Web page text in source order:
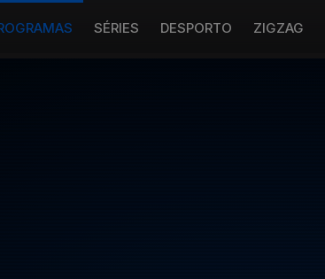
SÉRIES DESPORTO ZIGZAG